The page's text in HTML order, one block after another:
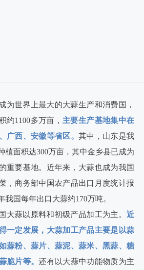
为世界上最大的大蒜生产和消费国，
约1100多万亩， 主要生产基地集中在
广西、安徽等省区。 其中，山东是我
植面积达300万亩，其中金乡县已成为
重要基地。近年来，大蒜也成为我国
，商务部中国农产品出口月度统计报
我国每年出口大蒜约170万吨。
大蒜以原料和初级产品加工为主。 近
一定发展，大蒜加工产品主要是以蒜
蒜粉、蒜片、蒜泥、蒜米、黑蒜、糖
脆片等。还有以大蒜中功能物质为主